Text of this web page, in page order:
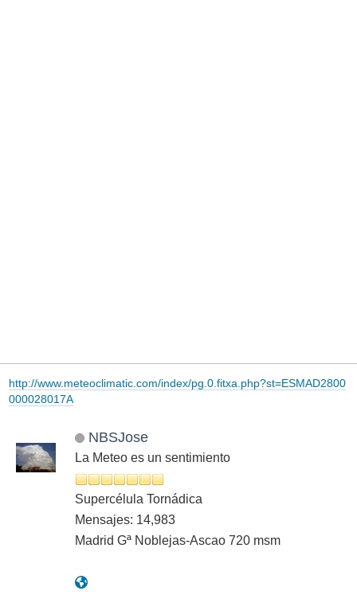
http://www.meteoclimatic.com/index/pg.0.fitxa.php?st=ESMAD2800
000028017A
NBSJose
La Meteo es un sentimiento
Supercélula Tornádica
Mensajes: 14,983
Madrid Gª Noblejas-Ascao 720 msm